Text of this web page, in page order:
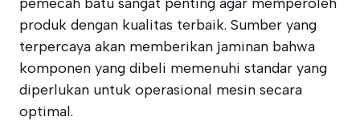
produk dengan kualitas terbaik. Sumber yang
terpercaya akan memberikan jaminan bahwa
komponen yang dibeli memenuhi standar yang
diperlukan untuk operasional mesin secara
optimal.